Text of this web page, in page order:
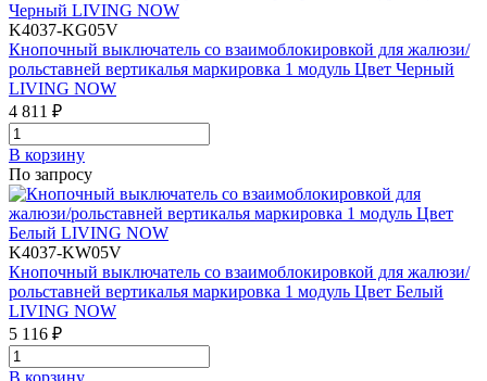
K4037-KG05V
Кнопочный выключатель со взаимоблокировкой для жалюзи/
рольставней вертикалья маркировка 1 модуль Цвет Черный
LIVING NOW
4 811 ₽
В корзинy
По запросу
K4037-KW05V
Кнопочный выключатель со взаимоблокировкой для жалюзи/
рольставней вертикалья маркировка 1 модуль Цвет Белый
LIVING NOW
5 116 ₽
В корзинy